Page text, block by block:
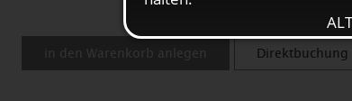
in den Warenkorb anlegen Direktbuchung